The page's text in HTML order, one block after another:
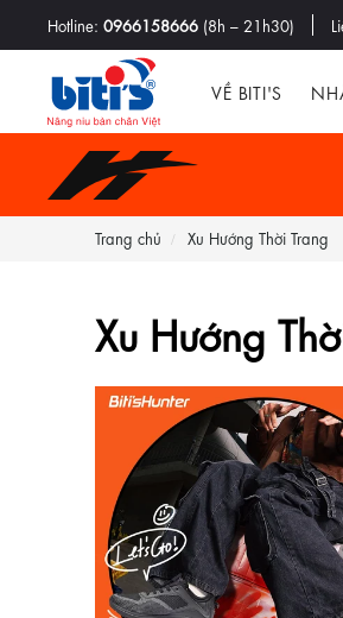
Hotline: 0966158666 (8h – 21h30)
VỀ BITI'S
Trang chủ Xu Hướng Thời Trang
Xu Hướng